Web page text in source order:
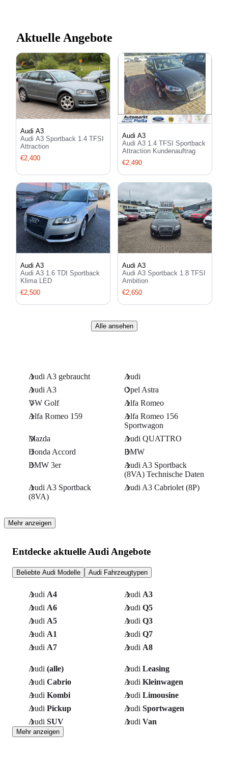
Aktuelle Angebote
Audi A3
Audi A3 Sportback 1.4 TFSI
Attraction
€2,400
Audi A3
Audi A3 1.4 TFSI Sportback
Attraction Kundenauftrag
€2,490
Audi A3
Audi A3 1.6 TDI Sportback
Klima LED
€2,500
Audi A3
Audi A3 Sportback 1.8 TFSI
Ambition
€2,650
Alle ansehen
Audi A3 gebraucht
Audi
Audi A3
Opel Astra
VW Golf
Alfa Romeo
Alfa Romeo 159
Alfa Romeo 156
Sportwagon
Mazda
Audi QUATTRO
Honda Accord
BMW
BMW 3er
Audi A3 Sportback
(8VA) Technische Daten
Audi A3 Sportback
(8VA)
Audi A3 Cabriolet (8P)
Mehr anzeigen
Entdecke aktuelle Audi Angebote
Beliebte Audi Modelle Audi Fahrzeugtypen
Audi A4 Audi A3
Audi A6 Audi Q5
Audi A5 Audi Q3
Audi A1 Audi Q7
Audi A7 Audi A8
Audi (alle) Audi Leasing
Audi Cabrio Audi Kleinwagen
Audi Kombi Audi Limousine
Audi Pickup Audi Sportwagen
Audi SUV Audi Van
Mehr anzeigen